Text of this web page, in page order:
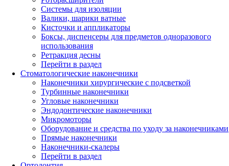
Системы для изоляции
Валики, шарики ватные
Кисточки и аппликаторы
Боксы, диспенсеры для предметов одноразового
использования
Ретракция десны
Перейти в раздел
Стоматологические наконечники
Наконечники хирургические с подсветкой
Турбинные наконечники
Угловые наконечники
Эндодонтические наконечники
Микромоторы
Оборудование и средства по уходу за наконечниками
Прямые наконечники
Наконечники-скалеры
Перейти в раздел